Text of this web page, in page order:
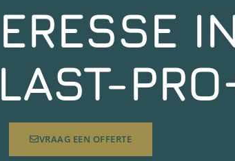
VRAAG EEN OFFERTE